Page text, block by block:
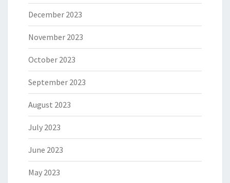
December 2023
November 2023
October 2023
September 2023
August 2023
July 2023
June 2023
May 2023